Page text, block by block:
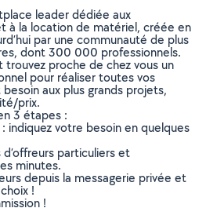
leader dédiée aux
à la location de matériel, créée en
par une communauté de plus
dont 300 000 professionnels.
proche de chez vous un
pour réaliser toutes vos
aux plus grands projets,
prix.
3 étapes :
indiquez votre besoin en quelques
particuliers et
minutes.
depuis la messagerie privée et
!
!